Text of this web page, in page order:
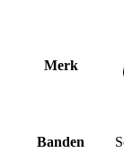
Merk
Banden